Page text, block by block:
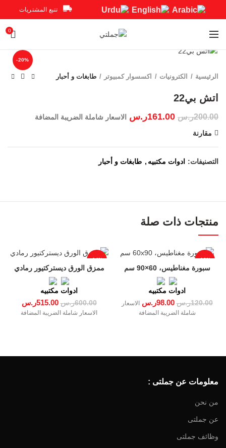
تتبع المشتريات
0
-20%
الرئيسية الكترونيات اكسسوار كمبيوتر طابغات و أحبار
200.00ر.س 161.00ر.س
الاسعار شاملة الضريبة المضافة
مقارنة
التصنيفات: ادوات مكتبيه , طابغات و أحبار
منتجات ذات صلة
-18%
سبورة مغناطيس، 60×90 سم
ادوات مكتبيه
120.00ر.س 98.00ر.س الاسعار
شاملة الضريبة المضافة
-14%
ممزق الورق ديستركتيور رمادي
ادوات مكتبيه
600.00ر.س 515.00ر.س
الاسعار شاملة الضريبة المضافة
معلومات عن جملتى :
من نحن
عن جملتى
وظائف جملتى